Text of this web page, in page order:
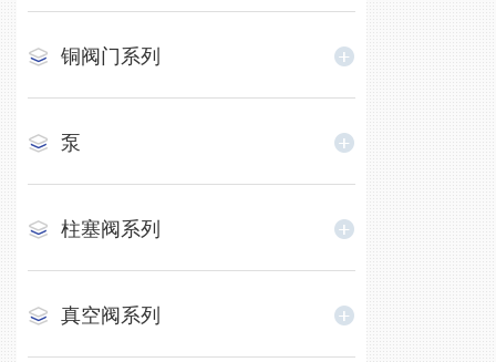
铜阀门系列
泵
柱塞阀系列
真空阀系列